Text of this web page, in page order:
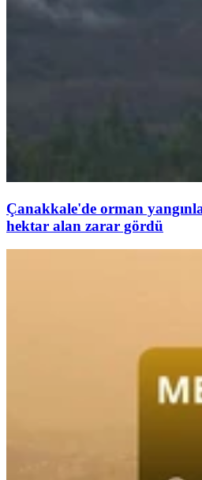
Çanakkale'de orman
hektar alan zarar gördü